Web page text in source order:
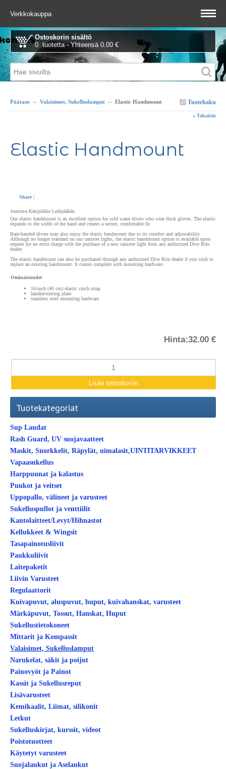
Verkkokauppa
Ostoskorin sisältö
0 tuotetta - Yhteensä 0.00 €
Tuotehaku
Päätaso ›› Valaisimet, Sukelluslamput ›› Elastic Handmount
« Takaisin
Elastic Handmount
Share |
Joustava Käsipidike Ledipäähän
Our elastic handmount is an excellent option for cold water divers who wear thick gloves. The elastic
expands to the width of the hand and creates a secure, comfortable fit.
Bare-handed divers may also enjoy the elastic handmount due to its comfort and adjustability.
Although no longer standard on our canister lights, the elastic handmount option is available upon
request for no extra charge with the purchase of a new canister light from any authorized Dive Rite
dealer.
The elastic handmount can also be purchased through any authorized Dive Rite dealer if you wish to
replace an existing handmount. It comes complete with mounting hardware.
Ominaisuudet
16-inch (40 cm) elastic cinch strap
handmounting plate
stainless steel mounting hardware
Hinta:32.00 €
Tuotekategoriat
Sup Laudat
Rash Guard, UV suojavaatteet
Maskit, Snorkkelit, Räpylät, uimalasit,UINTITARVIKKEET
Vapaasukellus
Harppuunat ja kalastus
Puukot ja veitset
Uppopallo, välineet ja varusteet
Sukelluspullot ja venttiilit
Kantolaitteet/Levyt/Hihnastot
Kellukkeet & Wingsit
Tasapainotusliivit
Paukkuliivit
Laitepaketit
Liivin Varusteet
Regulaattorit
Kuivapuvut, aluspuvut, huput, kuivahanskat, varusteet
Märkäpuvut, Tossut, Hanskat, Huput
Sukellustietokoneet
Mittarit ja Kompassit
Valaisimet, Sukelluslamput
Narukelat, säkit ja poijut
Painovyöt ja Painot
Kassit ja Sukellusreput
Lisävarusteet
Kemikaalit, Liimat, silikonit
Letkut
Sukelluskirjat, kurssit, videot
Poistotuotteet
Käytetyt varusteet
Suojalaukut ja Aselaukut